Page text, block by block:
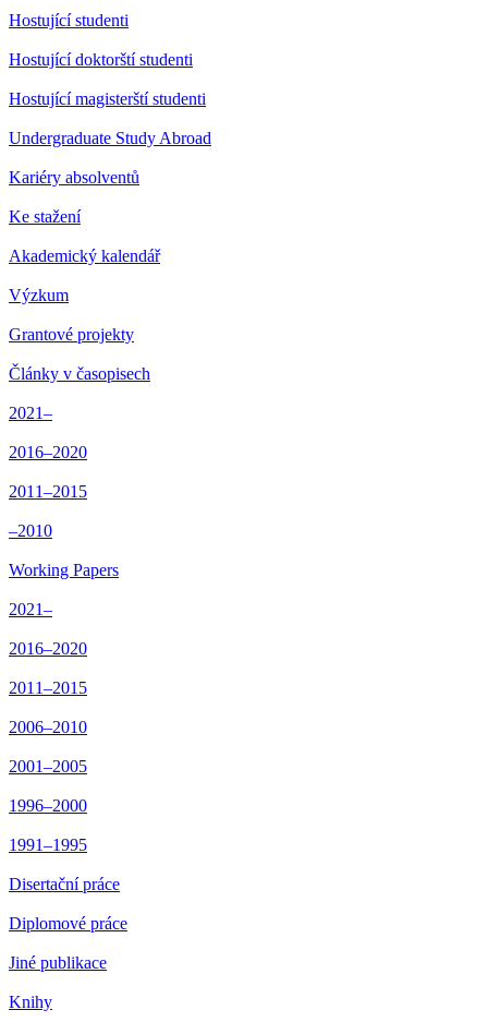
Hostující studenti
Hostující doktorští studenti
Hostující magisterští studenti
Undergraduate Study Abroad
Kariéry absolventů
Ke stažení
Akademický kalendář
Výzkum
Grantové projekty
Články v časopisech
2021–
2016–2020
2011–2015
–2010
Working Papers
2021–
2016–2020
2011–2015
2006–2010
2001–2005
1996–2000
1991–1995
Disertační práce
Diplomové práce
Jiné publikace
Knihy